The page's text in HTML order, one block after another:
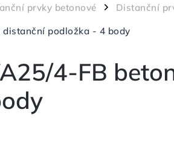
prvky betonové / Distanční
distanční podložka - 4 body
4-FB